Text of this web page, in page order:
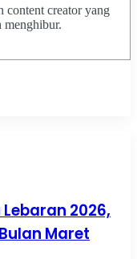
content creator yang
menghibur.
2026,
Maret